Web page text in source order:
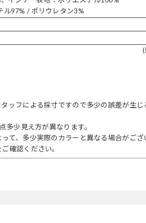
ル97% / ポリウレタン3%
ッフによる採寸ですので多少の誤差が生じ
多少見え方が異なります。
て、多少実際のカラーと異なる場合がござ
確認ください。